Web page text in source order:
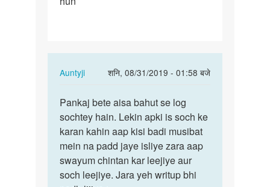
Auntyji
शनि, 08/31/2019 - 01:58 बजे
In
to
Aunty
se
aur
bhabhi
se
Pankaj
bete
aisa
bahut
se…
Pankaj bete aisa bahut se log
sochtey hain. Lekin apki is soch ke
karan kahin aap kisi badi musibat
mein na padd jaye isliye zara aap
swayum chintan kar leejiye aur
soch leejiye. Jara yeh writup bhi